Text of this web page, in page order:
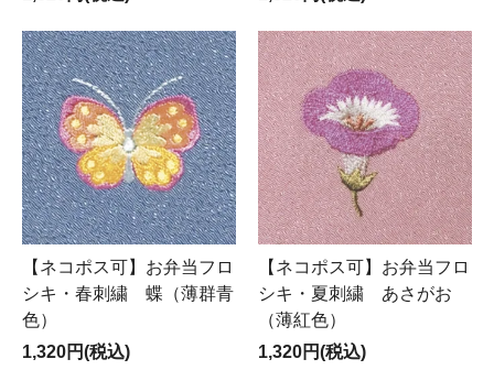
【ネコポス可】お弁当フロ
シキ・春刺繍 蝶（薄群青
色）
1,320円(税込)
【ネコポス可】お弁当フロ
シキ・夏刺繍 あさがお
（薄紅色）
1,320円(税込)